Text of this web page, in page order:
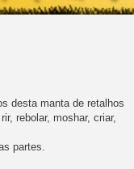
desta manta de retalhos
rebolar, moshar, criar,
partes.